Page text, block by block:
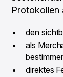
Protokollen
den
als
direktes